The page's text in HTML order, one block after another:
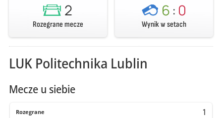
2
Rozegrane mecze
6 : 0
Wynik w setach
LUK Politechnika Lublin
Mecze u siebie
Rozegrane 1